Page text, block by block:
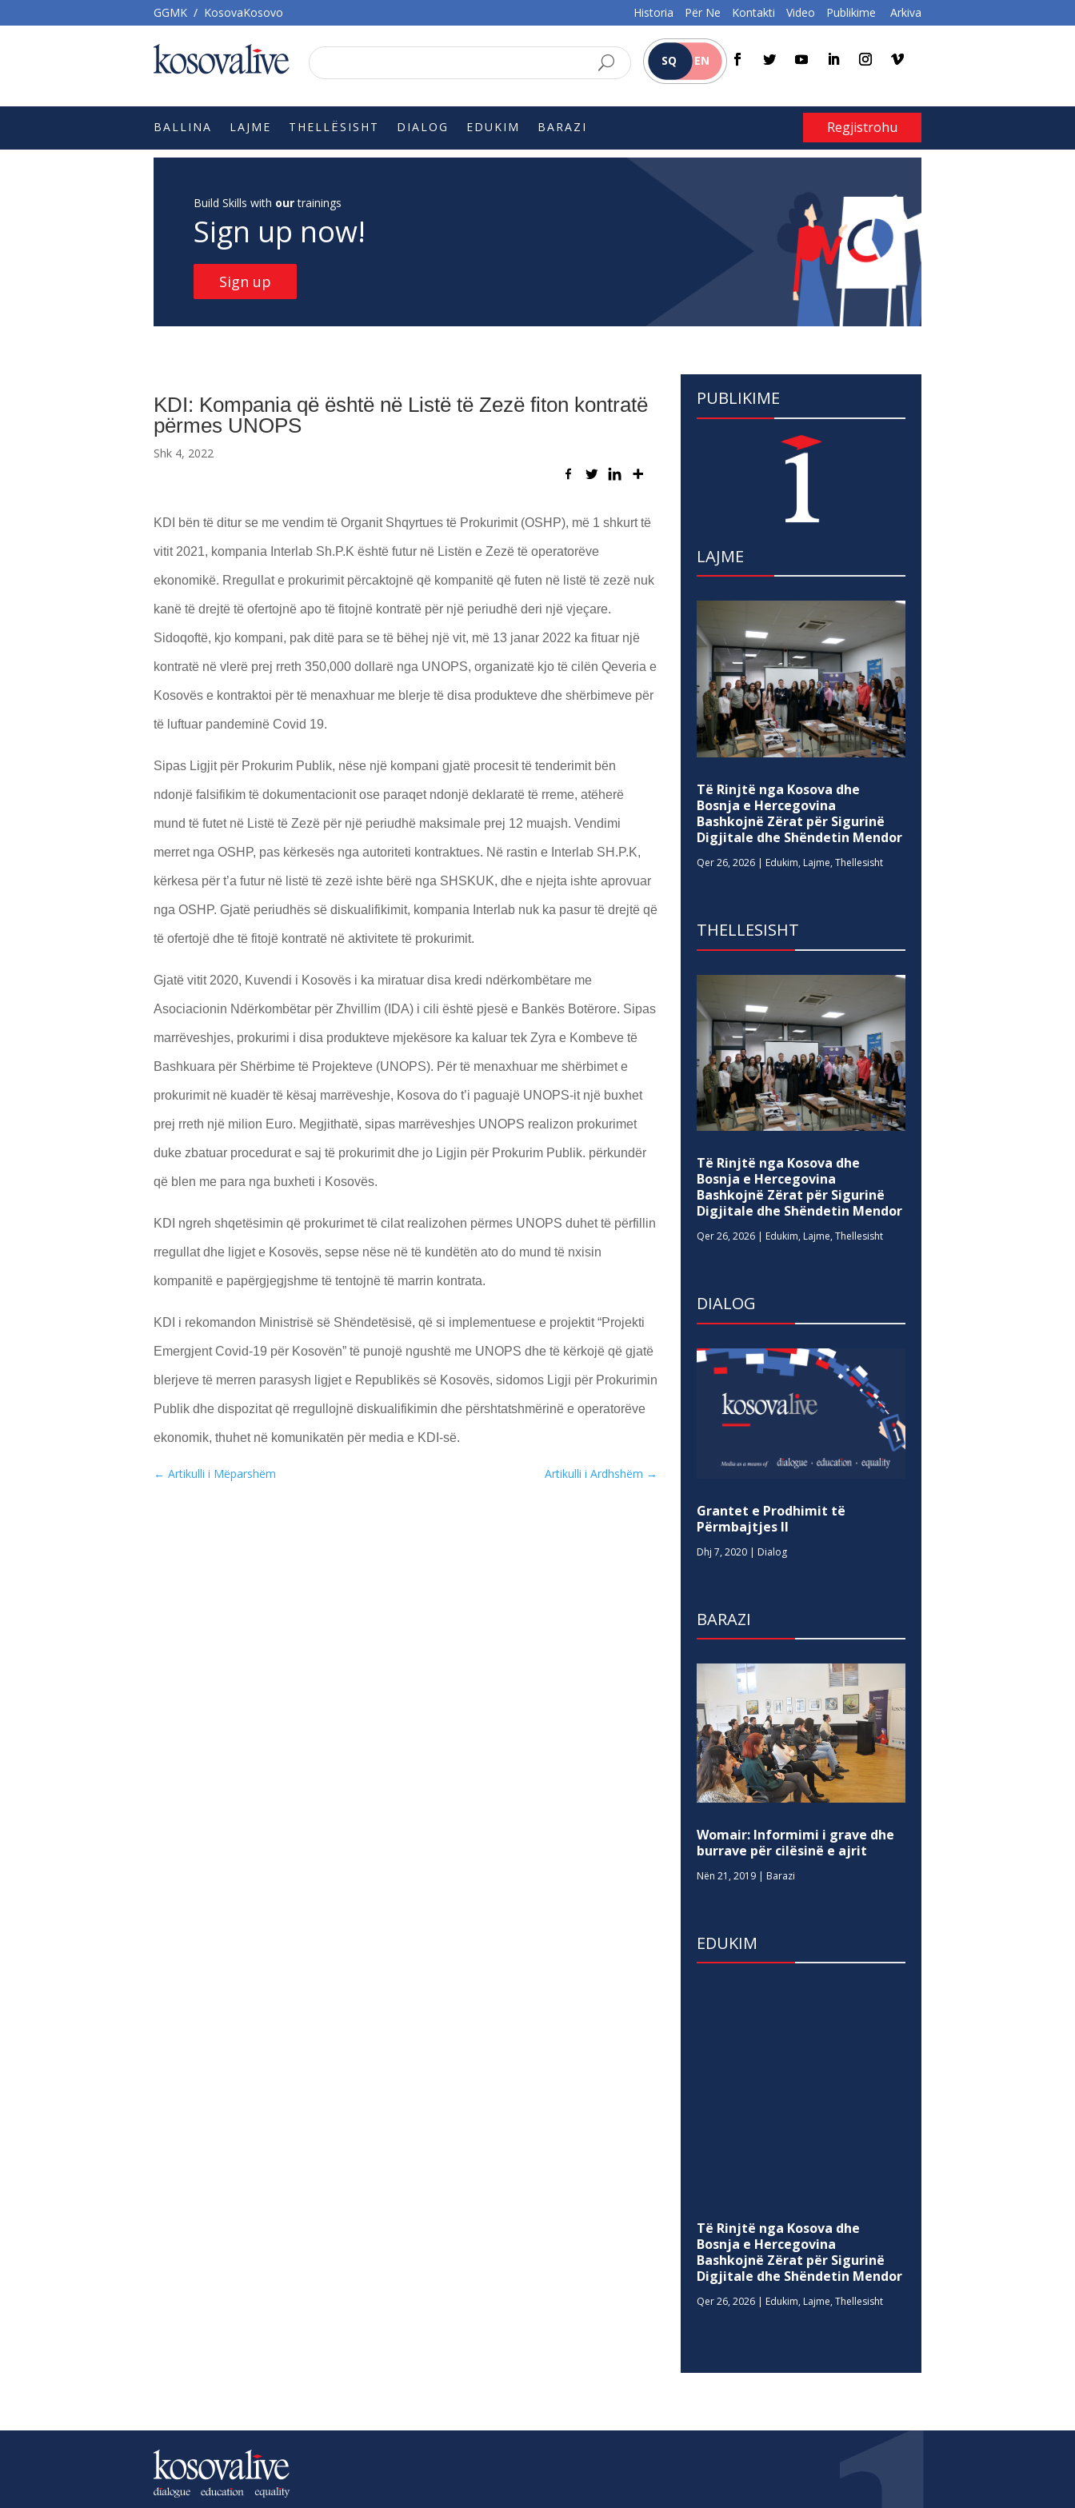
GGMK / KosovaKosovo Historia Për Ne Kontakti Video Publikime Arkiva
SQ EN
BALLINA LAJME THELLËSISHT DIALOG EDUKIM BARAZI Regjistrohu
Build Skills with ourtrainings
Sign up now!
Sign up
KDI: Kompania që është në Listë të Zezë fiton kontratë
përmes UNOPS
Shk 4, 2022
KDI bën të ditur se me vendim të Organit Shqyrtues të Prokurimit (OSHP), më 1 shkurt të
vitit 2021, kompania Interlab Sh.P.K është futur në Listën e Zezë të operatorëve
ekonomikë. Rregullat e prokurimit përcaktojnë që kompanitë që futen në listë të zezë nuk
kanë të drejtë të ofertojnë apo të fitojnë kontratë për një periudhë deri një vjeçare.
Sidoqoftë, kjo kompani, pak ditë para se të bëhej një vit, më 13 janar 2022 ka fituar një
kontratë në vlerë prej rreth 350,000 dollarë nga UNOPS, organizatë kjo të cilën Qeveria e
Kosovës e kontraktoi për të menaxhuar me blerje të disa produkteve dhe shërbimeve për
të luftuar pandeminë Covid 19.
Sipas Ligjit për Prokurim Publik, nëse një kompani gjatë procesit të tenderimit bën
ndonjë falsifikim të dokumentacionit ose paraqet ndonjë deklaratë të rreme, atëherë
mund të futet në Listë të Zezë për një periudhë maksimale prej 12 muajsh. Vendimi
merret nga OSHP, pas kërkesës nga autoriteti kontraktues. Në rastin e Interlab SH.P.K,
kërkesa për t’a futur në listë të zezë ishte bërë nga SHSKUK, dhe e njejta ishte aprovuar
nga OSHP. Gjatë periudhës së diskualifikimit, kompania Interlab nuk ka pasur të drejtë që
të ofertojë dhe të fitojë kontratë në aktivitete të prokurimit.
Gjatë vitit 2020, Kuvendi i Kosovës i ka miratuar disa kredi ndërkombëtare me
Asociacionin Ndërkombëtar për Zhvillim (IDA) i cili është pjesë e Bankës Botërore. Sipas
marrëveshjes, prokurimi i disa produkteve mjekësore ka kaluar tek Zyra e Kombeve të
Bashkuara për Shërbime të Projekteve (UNOPS). Për të menaxhuar me shërbimet e
prokurimit në kuadër të kësaj marrëveshje, Kosova do t’i paguajë UNOPS-it një buxhet
prej rreth një milion Euro. Megjithatë, sipas marrëveshjes UNOPS realizon prokurimet
duke zbatuar procedurat e saj të prokurimit dhe jo Ligjin për Prokurim Publik. përkundër
që blen me para nga buxheti i Kosovës.
KDI ngreh shqetësimin që prokurimet të cilat realizohen përmes UNOPS duhet të përfillin
rregullat dhe ligjet e Kosovës, sepse nëse në të kundëtën ato do mund të nxisin
kompanitë e papërgjegjshme të tentojnë të marrin kontrata.
KDI i rekomandon Ministrisë së Shëndetësisë, që si implementuese e projektit “Projekti
Emergjent Covid-19 për Kosovën” të punojë ngushtë me UNOPS dhe të kërkojë që gjatë
blerjeve të merren parasysh ligjet e Republikës së Kosovës, sidomos Ligji për Prokurimin
Publik dhe dispozitat që rregullojnë diskualifikimin dhe përshtatshmërinë e operatorëve
ekonomik, thuhet në komunikatën për media e KDI-së.
← Artikulli i Mëparshëm Artikulli i Ardhshëm →
PUBLIKIME
LAJME
Të Rinjtë nga Kosova dhe
Bosnja e Hercegovina
Bashkojnë Zërat për Sigurinë
Digjitale dhe Shëndetin Mendor
Qer 26, 2026 | Edukim, Lajme,Thellesisht
THELLESISHT
Të Rinjtë nga Kosova dhe
Bosnja e Hercegovina
Bashkojnë Zërat për Sigurinë
Digjitale dhe Shëndetin Mendor
Qer 26, 2026 | Edukim, Lajme,Thellesisht
DIALOG
Grantet e Prodhimit të
Përmbajtjes II
Dhj 7, 2020 | Dialog
BARAZI
Womair: Informimi i grave dhe
burrave për cilësinë e ajrit
Nën 21, 2019 | Barazi
EDUKIM
Të Rinjtë nga Kosova dhe
Bosnja e Hercegovina
Bashkojnë Zërat për Sigurinë
Digjitale dhe Shëndetin Mendor
Qer 26, 2026 | Edukim, Lajme,Thellesisht